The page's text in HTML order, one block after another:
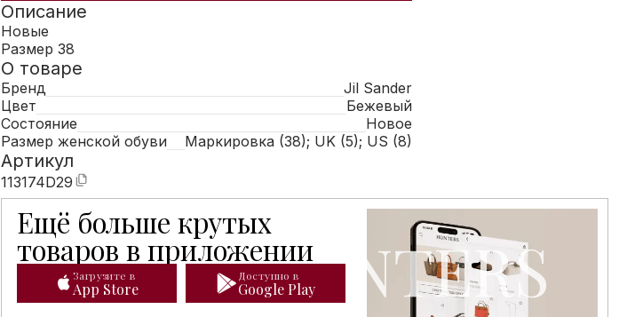
Описание
Новые
Размер 38
О товаре
Бренд
Jil Sander
Цвет
Бежевый
Состояние
Новое
Размер женской обуви
Маркировка (38); UK (5); US (8)
Артикул
113174D29
Ещё больше крутых
товаров в приложении
Мобильное приложение Hunters открывает доступ к расширенному каталогу
Загрузите в
App Store
Доступно в
Google Play